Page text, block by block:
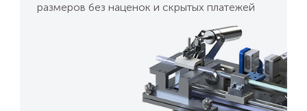
размеров без наценок и скрытых платежей